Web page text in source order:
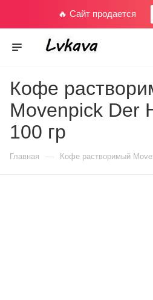
🔥 Сайт продается
Кофе
Movenpick Der
100 гр
Главная — Кофе растворимый